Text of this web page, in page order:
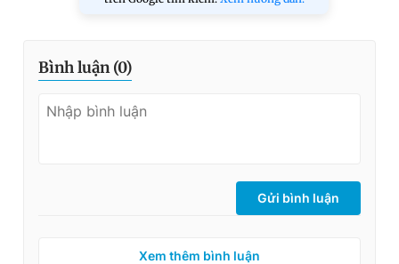
Bình luận (0)
Gửi bình luận
Xem thêm bình luận